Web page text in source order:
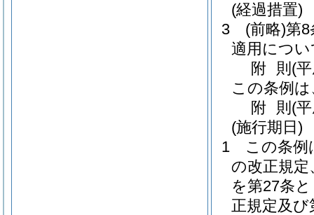
(経過措置)
3
(前略)第8
適用につ
附 則 (
この条例
附 則 (
(施行期日)
1
この条例
の改正規定
を第27条
正規定及